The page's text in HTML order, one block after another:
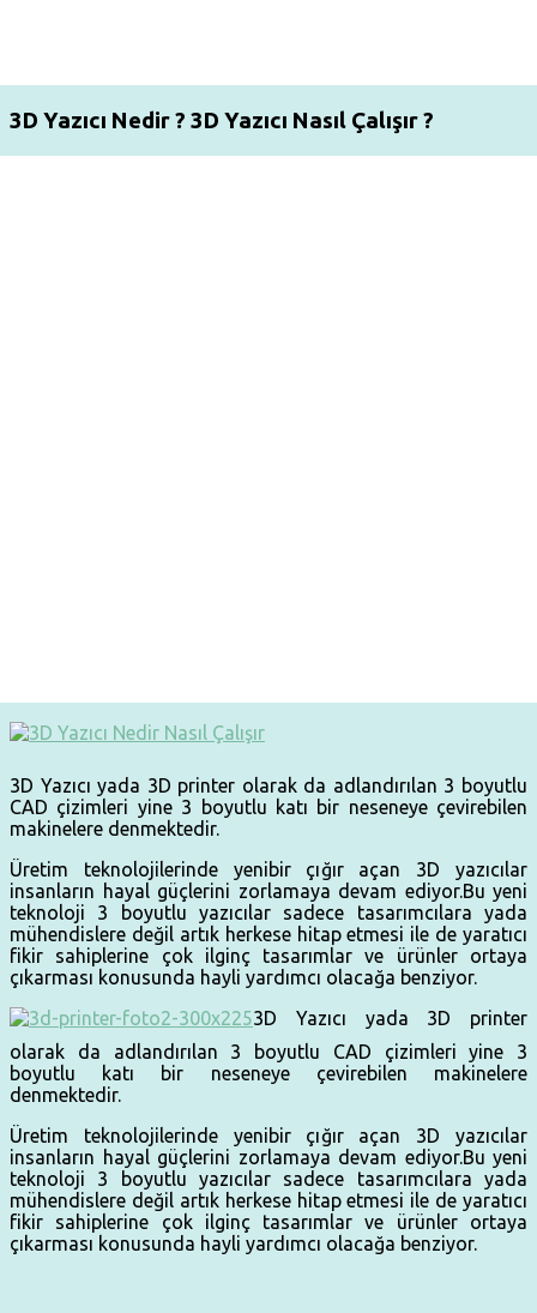
3D Yazıcı Nedir ? 3D Yazıcı Nasıl Çalışır ?
3D Yazıcı yada 3D printer olarak da adlandırılan 3 boyutlu
CAD çizimleri yine 3 boyutlu katı bir neseneye çevirebilen
makinelere denmektedir.
Üretim teknolojilerinde yenibir çığır açan 3D yazıcılar
insanların hayal güçlerini zorlamaya devam ediyor.Bu yeni
teknoloji 3 boyutlu yazıcılar sadece tasarımcılara yada
mühendislere değil artık herkese hitap etmesi ile de yaratıcı
fikir sahiplerine çok ilginç tasarımlar ve ürünler ortaya
çıkarması konusunda hayli yardımcı olacağa benziyor.
3D Yazıcı yada 3D printer
olarak da adlandırılan 3 boyutlu CAD çizimleri yine 3
boyutlu katı bir neseneye çevirebilen makinelere
denmektedir.
Üretim teknolojilerinde yenibir çığır açan 3D yazıcılar
insanların hayal güçlerini zorlamaya devam ediyor.Bu yeni
teknoloji 3 boyutlu yazıcılar sadece tasarımcılara yada
mühendislere değil artık herkese hitap etmesi ile de yaratıcı
fikir sahiplerine çok ilginç tasarımlar ve ürünler ortaya
çıkarması konusunda hayli yardımcı olacağa benziyor.